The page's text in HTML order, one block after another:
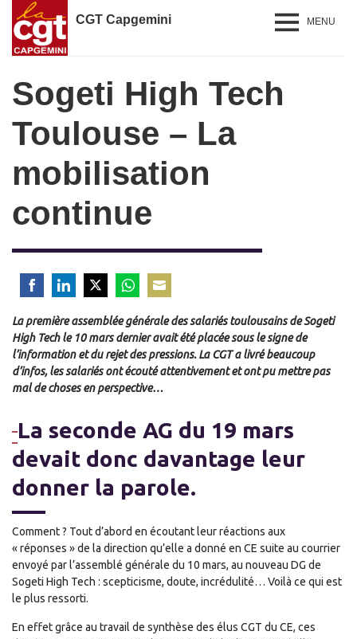
CGT Capgemini MENU
Sogeti High Tech
Toulouse – La
mobilisation
continue
on
Facebook
on
LinkedIn
on
Twitter
on
WhatsApp
on
Email
La première assemblée générale des salariés toulousains de Sogeti
High Tech le 10 mars dernier avait été placée sous le signe de
l’information et du rejet des pressions. La CGT a livré beaucoup
d’infos, les salariés ont écouté attentivement et ont pu mettre pas
mal de choses en perspective…
La seconde AG du 19 mars
devait donc davantage leur
donner la parole.
Comment ? Tout d’abord en écoutant leur réactions aux
« réponses » de la direction qu’elle a donné en CE suite au courrier
envoyé par l’assemblé générale du 10 mars, au nouveau DG de
Sogeti High Tech : scepticisme, doute, incrédulité… Voilà ce qui est
le plus ressorti.
En effet grâce au travail de synthèse des élus CGT du CE, ces